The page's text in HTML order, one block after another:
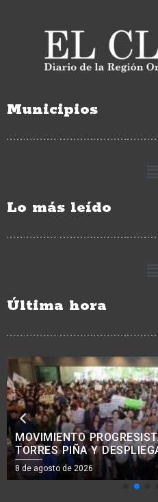
Municipios
Lo más leído
Última hora
INHABILITADAS 4 MIL 391
TRAGAMONEDAS;
AL CRIMEN
8 de agosto de 2026